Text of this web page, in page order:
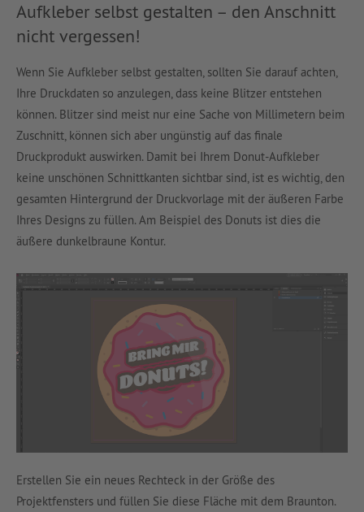
Aufkleber selbst gestalten – den Anschnitt
nicht vergessen!
Wenn Sie Aufkleber selbst gestalten, sollten Sie darauf achten,
Ihre Druckdaten so anzulegen, dass keine Blitzer entstehen
können. Blitzer sind meist nur eine Sache von Millimetern beim
Zuschnitt, können sich aber ungünstig auf das finale
Druckprodukt auswirken. Damit bei Ihrem Donut-Aufkleber
keine unschönen Schnittkanten sichtbar sind, ist es wichtig, den
gesamten Hintergrund der Druckvorlage mit der äußeren Farbe
Ihres Designs zu füllen. Am Beispiel des Donuts ist dies die
äußere dunkelbraune Kontur.
Erstellen Sie ein neues Rechteck in der Größe des
Projektfensters und füllen Sie diese Fläche mit dem Braunton.